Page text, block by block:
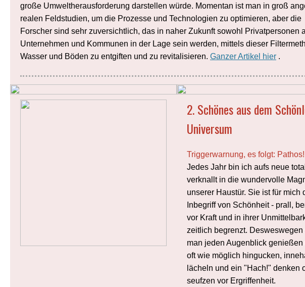
große Umweltherausforderung darstellen würde. Momentan ist man in groß
realen Feldstudien, um die Prozesse und Technologien zu optimieren, aber die
Forscher sind sehr zuversichtlich, das in naher Zukunft sowohl Privatpersonen
Unternehmen und Kommunen in der Lage sein werden, mittels dieser
Wasser und Böden zu entgiften und zu revitalisieren. Ganzer Artikel hier .
2. Schönes aus dem
Universum
Triggerwarnung, es folgt: Pathos!
Jedes Jahr bin ich aufs neue total
verknallt in die wundervolle
unserer Haustür. Sie ist für mich
Inbegriff von Schönheit - prall,
vor Kraft und in ihrer
zeitlich begrenzt. Desweswegen
man jeden Augenblick genießen
oft wie möglich hingucken,
lächeln und ein "Hach!" denken
seufzen vor Ergriffenheit.